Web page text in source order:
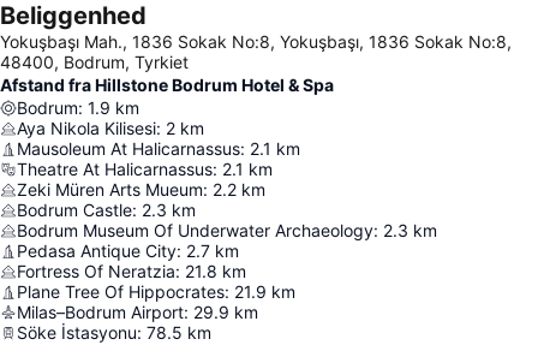
Beliggenhed
Yokuşbaşı Mah., 1836 Sokak No:8, Yokuşbaşı, 1836 Sokak No:8,
48400, Bodrum, Tyrkiet
Afstand fra Hillstone Bodrum Hotel & Spa
Bodrum: 1.9 km
Aya Nikola Kilisesi: 2 km
Mausoleum At Halicarnassus: 2.1 km
Theatre At Halicarnassus: 2.1 km
Zeki Müren Arts Mueum: 2.2 km
Bodrum Castle: 2.3 km
Bodrum Museum Of Underwater Archaeology: 2.3 km
Pedasa Antique City: 2.7 km
Fortress Of Neratzia: 21.8 km
Plane Tree Of Hippocrates: 21.9 km
Milas–Bodrum Airport: 29.9 km
Söke İstasyonu: 78.5 km